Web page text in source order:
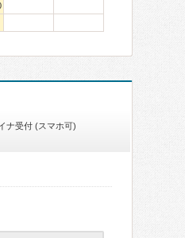
ナ受付 (スマホ可)